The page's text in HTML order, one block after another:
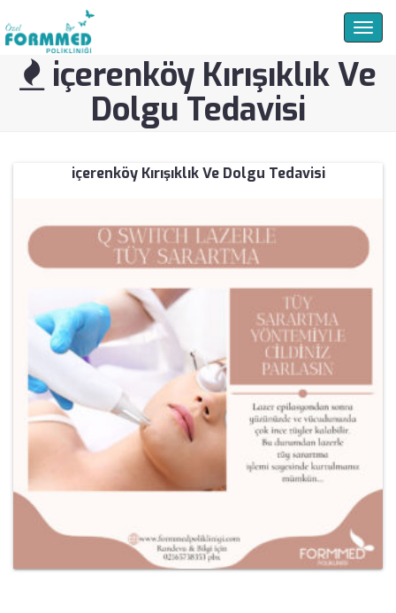
içerenköy Kırışıklık Ve
Dolgu Tedavisi
içerenköy Kırışıklık Ve Dolgu Tedavisi